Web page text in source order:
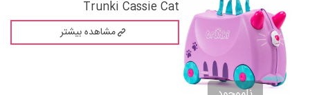
Trunki Cassie Cat
مشاهده بیشتر